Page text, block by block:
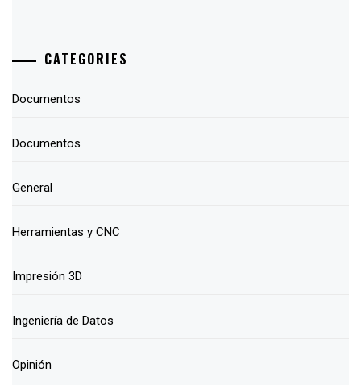
CATEGORIES
Documentos
Documentos
General
Herramientas y CNC
Impresión 3D
Ingeniería de Datos
Opinión